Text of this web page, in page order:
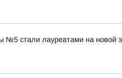
№5 стали лауреатами на новой